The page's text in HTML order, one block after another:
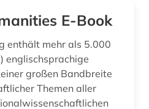
darstellende kunst (1)
E-Book
enthält mehr als 5.000
englischsprachige
großen Bandbreite
Themen aller